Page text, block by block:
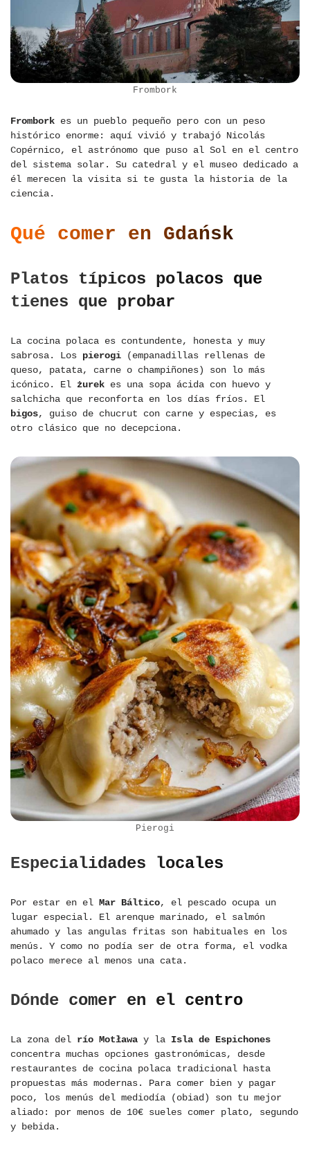
Frombork
Frombork es un pueblo pequeño pero con un peso
histórico enorme: aquí vivió y trabajó Nicolás
Copérnico, el astrónomo que puso al Sol en el centro
del sistema solar. Su catedral y el museo dedicado a
él merecen la visita si te gusta la historia de la
ciencia.
Qué comer en Gdańsk
Platos típicos polacos que
tienes que probar
La cocina polaca es contundente, honesta y muy
sabrosa. Los pierogi (empanadillas rellenas de
queso, patata, carne o champiñones) son lo más
icónico. El żurek es una sopa ácida con huevo y
salchicha que reconforta en los días fríos. El
bigos, guiso de chucrut con carne y especias, es
otro clásico que no decepciona.
Pierogi
Especialidades locales
Por estar en el Mar Báltico, el pescado ocupa un
lugar especial. El arenque marinado, el salmón
ahumado y las angulas fritas son habituales en los
menús. Y como no podía ser de otra forma, el vodka
polaco merece al menos una cata.
Dónde comer en el centro
La zona del río Motława y la Isla de Espichones
concentra muchas opciones gastronómicas, desde
restaurantes de cocina polaca tradicional hasta
propuestas más modernas. Para comer bien y pagar
poco, los menús del mediodía (obiad) son tu mejor
aliado: por menos de 10€ sueles comer plato, segundo
y bebida.